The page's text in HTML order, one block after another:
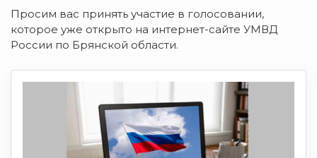
Просим вас принять участие в голосовании,
которое уже открыто на интернет-сайте УМВД
России по Брянской области.